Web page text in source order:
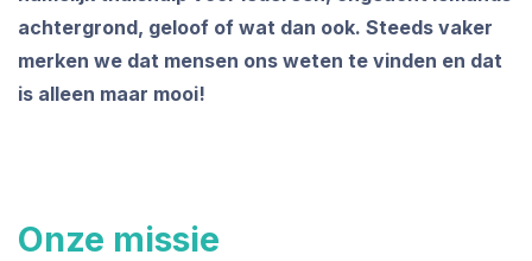
achtergrond, geloof of wat dan ook. Steeds vaker
merken we dat mensen ons weten te vinden en dat
is alleen maar mooi!
Onze missie